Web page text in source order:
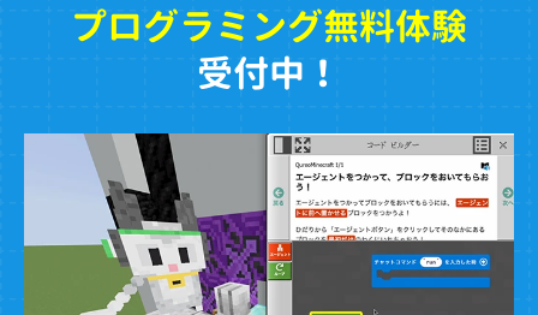
プログラミング無料体験
受付中！